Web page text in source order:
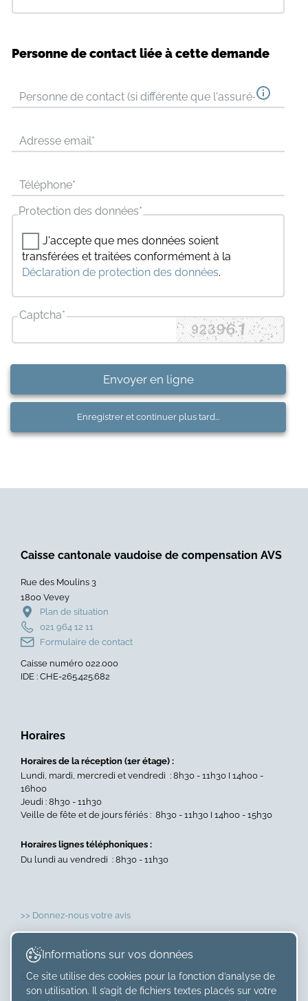
Personne de contact liée à cette demande
Personne de contact (si différente que l'assuré-e)
Adresse email*
Téléphone*
Protection des données*
J'accepte que mes données soient
transférées et traitées conformément à la
Déclaration de protection des données.
Captcha*
Enregistrer et continuer plus tard...
Envoyer en ligne
Caisse cantonale vaudoise de compensation AVS
Rue des Moulins 3
1800 Vevey
Plan de situation
021 964 12 11
Formulaire de contact
Caisse numéro 022.000
IDE : CHE-265.425.682
Horaires
Horaires de la réception (1er étage) :
Lundi, mardi, mercredi et vendredi : 8h30 - 11h30 I 14h00 -
16h00
Jeudi : 8h30 - 11h30
Veille de fête et de jours fériés : 8h30 - 11h30 I 14h00 - 15h30
Horaires lignes téléphoniques :
Du lundi au vendredi : 8h30 - 11h30
>> Donnez-nous votre avis
>> Accéder au calendrier des paiements
Suivez-nous sur
Informations sur vos données
Ce site utilise des cookies pour la fonction d’analyse de
son utilisation. Il s’agit de fichiers textes placés sur votre